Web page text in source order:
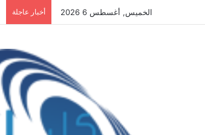
الخميس, أغسطس 6 2026 أخبار عاجلة